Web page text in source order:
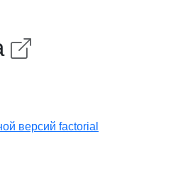
версий factorial